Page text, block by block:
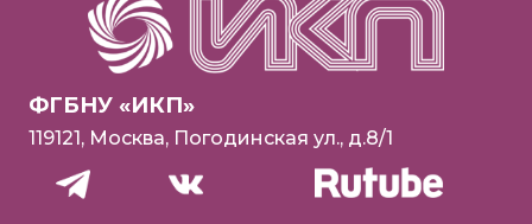
ФГБНУ «ИКП»
119121, Москва, Погодинская ул., д.8/1